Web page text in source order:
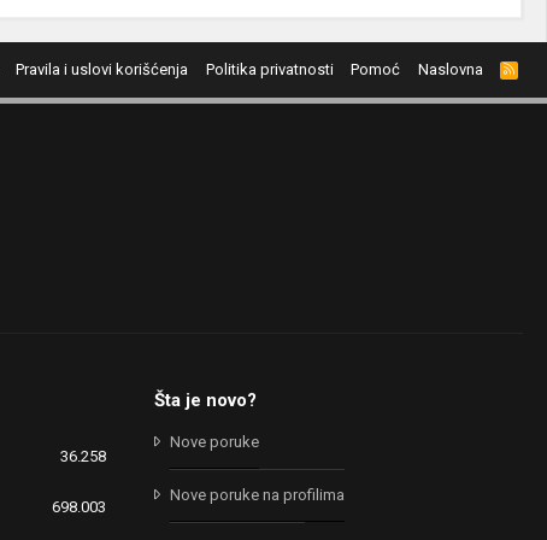
Pravila i uslovi korišćenja Politika privatnosti Pomoć Naslovna
R
S
S
36.258
698.003
Šta je novo?
Nove poruke
Nove poruke na profilima